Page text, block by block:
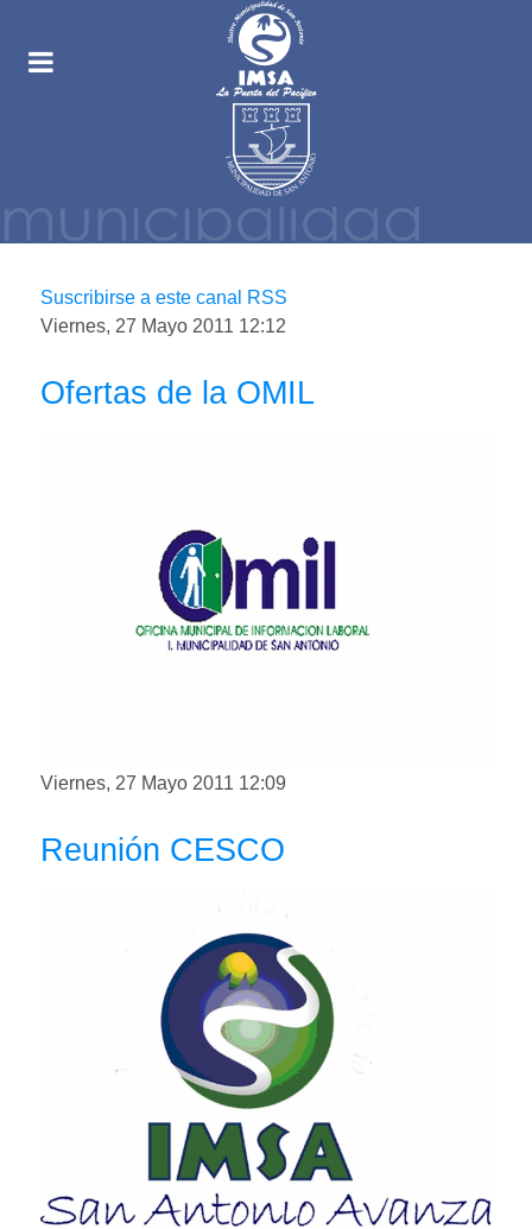
Suscribirse a este canal RSS
Viernes, 27 Mayo 2011 12:12
Ofertas de la OMIL
Viernes, 27 Mayo 2011 12:09
Reunión CESCO